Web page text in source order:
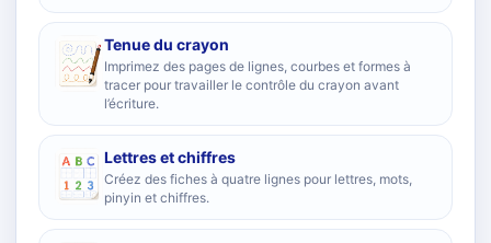
Tenue du crayon
Imprimez des pages de lignes, courbes et formes à
tracer pour travailler le contrôle du crayon avant
l’écriture.
Lettres et chiffres
Créez des fiches à quatre lignes pour lettres, mots,
pinyin et chiffres.